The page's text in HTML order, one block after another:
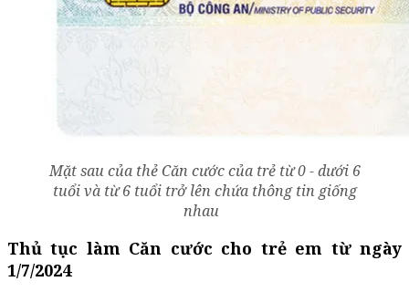
Mặt sau của thẻ Căn cước của trẻ từ 0 - dưới 6
tuổi và từ 6 tuổi trở lên chứa thông tin giống
nhau
Thủ tục làm Căn cước cho trẻ em từ ngày
1/7/2024